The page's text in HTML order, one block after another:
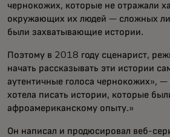
чернокожих, которые не отражали
окружающих их людей — сложных
были захватывающие истории.
Поэтому в 2018 году сценарист,
начать рассказывать эти истории
аутентичные голоса чернокожих»,
хотела писать истории, которые
афроамериканскому опыту.»
Он написал и продюсировал веб-